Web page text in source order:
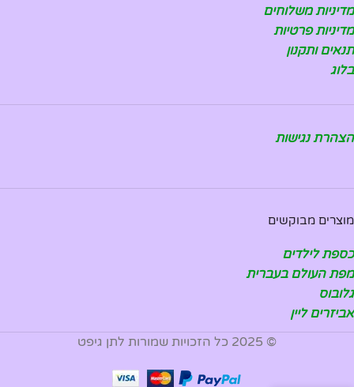
מדיניות משלוחים
מדיניות פרטיות
תנאים ותקנון
בלוג
הצהרת נגישות
מוצרים מבוקשים
כספת לילדים
מפת העולם בעברית
גלובוס
אביזרים ליין
© 2025 כל הזכויות שמורות לתן גיפט